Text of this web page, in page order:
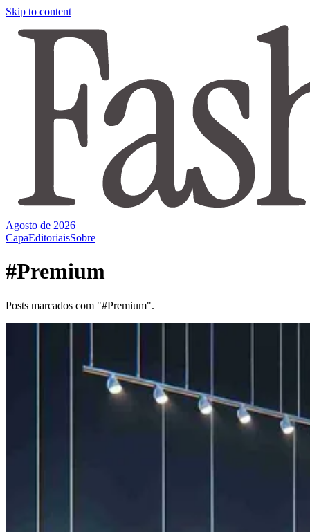
Skip to content
Agosto de 2026
CapaEditoriaisSobre
#Premium
Posts marcados com "#Premium".